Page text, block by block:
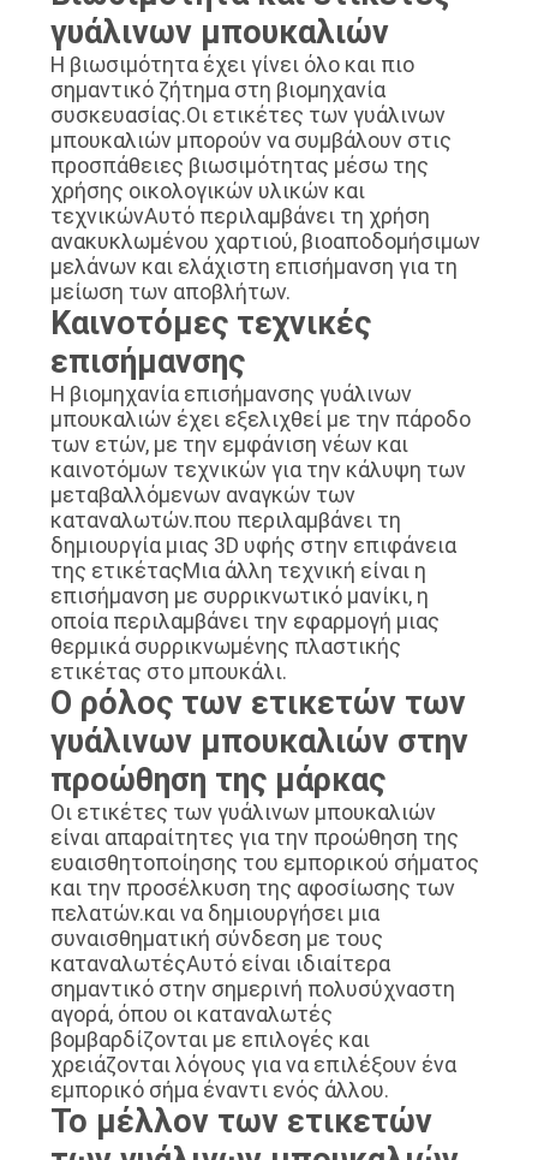
γυάλινων μπουκαλιών
Η βιωσιμότητα έχει γίνει όλο και πιο
σημαντικό ζήτημα στη βιομηχανία
συσκευασίας.Οι ετικέτες των γυάλινων
μπουκαλιών μπορούν να συμβάλουν στις
προσπάθειες βιωσιμότητας μέσω της
χρήσης οικολογικών υλικών και
τεχνικώνΑυτό περιλαμβάνει τη χρήση
ανακυκλωμένου χαρτιού, βιοαποδομήσιμων
μελάνων και ελάχιστη επισήμανση για τη
μείωση των αποβλήτων.
Καινοτόμες τεχνικές
επισήμανσης
Η βιομηχανία επισήμανσης γυάλινων
μπουκαλιών έχει εξελιχθεί με την πάροδο
των ετών, με την εμφάνιση νέων και
καινοτόμων τεχνικών για την κάλυψη των
μεταβαλλόμενων αναγκών των
καταναλωτών.που περιλαμβάνει τη
δημιουργία μιας 3D υφής στην επιφάνεια
της ετικέταςΜια άλλη τεχνική είναι η
επισήμανση με συρρικνωτικό μανίκι, η
οποία περιλαμβάνει την εφαρμογή μιας
θερμικά συρρικνωμένης πλαστικής
ετικέτας στο μπουκάλι.
Ο ρόλος των ετικετών των
γυάλινων μπουκαλιών στην
προώθηση της μάρκας
Οι ετικέτες των γυάλινων μπουκαλιών
είναι απαραίτητες για την προώθηση της
ευαισθητοποίησης του εμπορικού σήματος
και την προσέλκυση της αφοσίωσης των
πελατών.και να δημιουργήσει μια
συναισθηματική σύνδεση με τους
καταναλωτέςΑυτό είναι ιδιαίτερα
σημαντικό στην σημερινή πολυσύχναστη
αγορά, όπου οι καταναλωτές
βομβαρδίζονται με επιλογές και
χρειάζονται λόγους για να επιλέξουν ένα
εμπορικό σήμα έναντι ενός άλλου.
Το μέλλον των ετικετών